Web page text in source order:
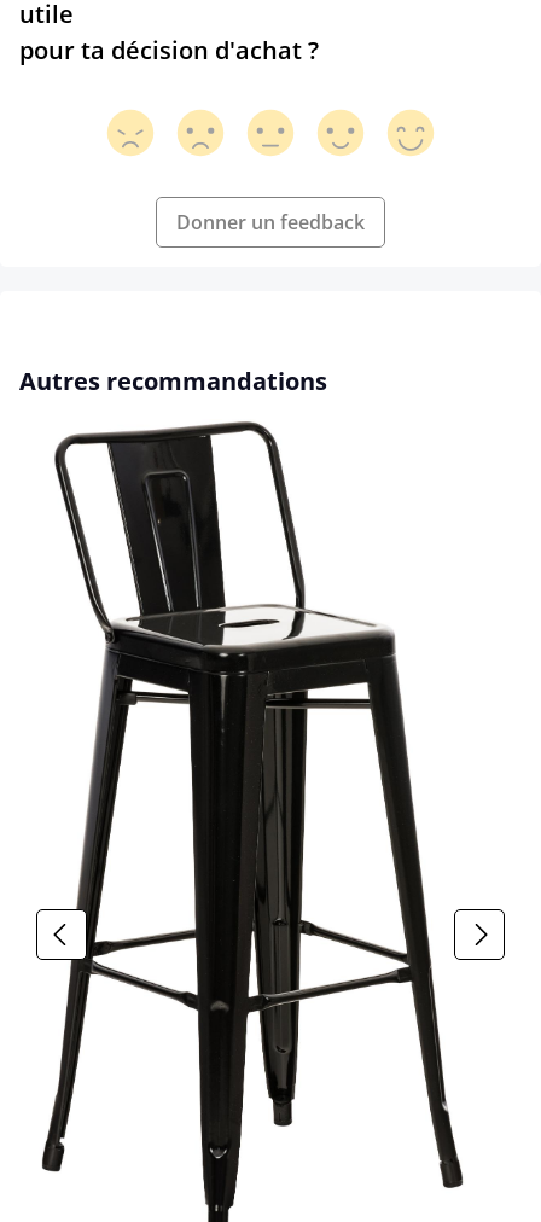
utile
pour ta décision d'achat ?
Donner un feedback
Ignorer la galerie de produits
Autres recommandations